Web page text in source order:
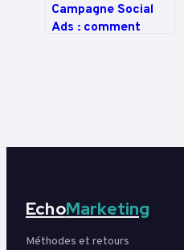
Campagne Social
Ads : comment
EchoMarketing
Méthodes et retours